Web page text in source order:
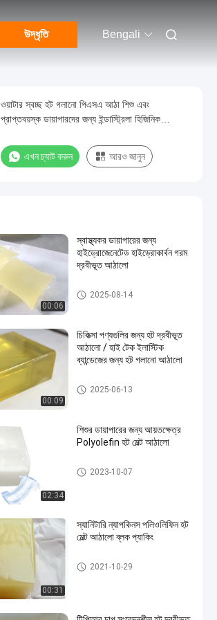
উদ্ধৃতি Bengali
ওয়াটার স্বচ্ছ হট গলানো পিএসএ আঠা শিশু এবং
প্রাপ্তবয়স্ক ডায়াপারদের জন্য ইন্ডাস্ট্রিলা হিজিনিক
এখন চ্যাট করুন আরও জানুন
00:06
স্বাস্থ্যকর ডায়াপারের জন্য
হাইড্রোজেনেটেড হাইড্রোকার্বন গরম
দ্রবীভূত আঠালো
গরম দ্রবীভূত করা আঠালো
2025-08-14
00:09
চিকিত্সা পণ্যগুলির জন্য হট দ্রবীভূত
আঠালো / হাই টেক ইলাস্টিক
ব্যান্ডেজের জন্য হট গলানো আঠালো
মেডিকেল পণ্যগুলির জন্য হট দ্রবীভূত আ
ঠালো
2025-06-13
02:34
শিশুর ডায়াপারের জন্য আয়তক্ষেত্র
Polyolefin হট মেল্ট আঠালো
পলিওলফিন হট দ্রবীভূত আঠালো
2023-10-07
00:31
স্যানিটারি ন্যাপকিনস পলিওলিফিন হট
মেল্ট আঠালো ব্লক প্যাকিং
পলিওলফিন হট দ্রবীভূত আঠালো
2021-10-29